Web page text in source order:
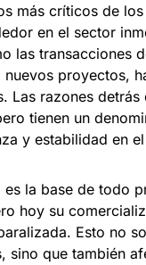
más críticos de
en el sector
las transacciones
nuevos proyectos,
Las razones detrás
tienen un
y estabilidad en
es la base de todo
hoy su
Esto no
sino que también